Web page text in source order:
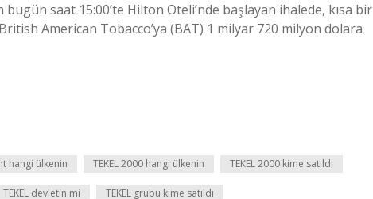
bugün saat 15:00’te Hilton Oteli’nde başlayan ihalede, kısa bir
American Tobacco’ya (BAT) 1 milyar 720 milyon dolara
hangi ülkenin TEKEL 2000 hangi ülkenin TEKEL 2000 kime satıldı
TEKEL devletin mi TEKEL grubu kime satıldı